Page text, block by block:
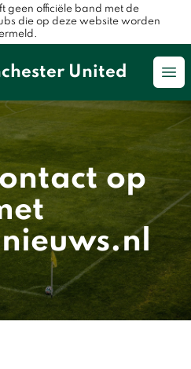
geen officiële band met de
die op deze website worden
United
op